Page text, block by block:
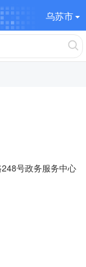
乌苏市
号政务服务中心